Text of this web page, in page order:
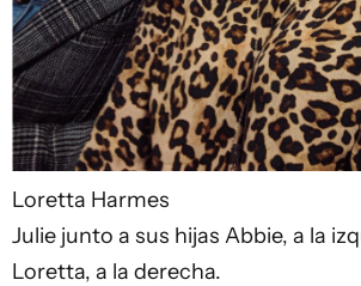
Loretta Harmes
Julie junto a sus hijas Abbie, a la
Loretta, a la derecha.